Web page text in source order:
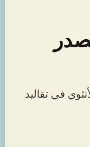
في تقاليد